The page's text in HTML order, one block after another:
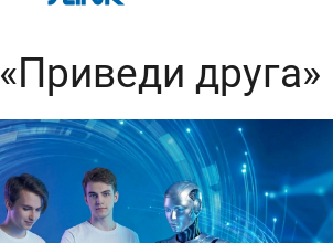
«Приведи друга»